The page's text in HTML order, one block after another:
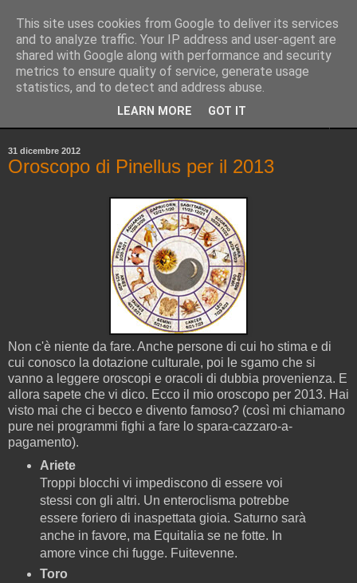
Pinellus
Pensieri in streaming, rigorosamente random.
31 dicembre 2012
Oroscopo di Pinellus per il 2013
Non c'è niente da fare. Anche persone di cui ho stima e di
cui conosco la dotazione culturale, poi le sgamo che si
vanno a leggere oroscopi e oracoli di dubbia provenienza. E
allora sapete che vi dico. Ecco il mio oroscopo per 2013. Hai
visto mai che ci becco e divento famoso? (così mi chiamano
pure nei programmi fighi a fare lo spara-cazzaro-a-
pagamento).
Ariete
Troppi blocchi vi impediscono di essere voi
stessi con gli altri. Un enteroclisma potrebbe
essere foriero di inaspettata gioia. Saturno sarà
anche in favore, ma Equitalia se ne fotte. In
amore vince chi fugge. Fuitevenne.
Toro
This site uses cookies from Google to deliver its services
and to analyze traffic. Your IP address and user-agent are
shared with Google along with performance and security
metrics to ensure quality of service, generate usage
statistics, and to detect and address abuse.
LEARN MORE GOT IT